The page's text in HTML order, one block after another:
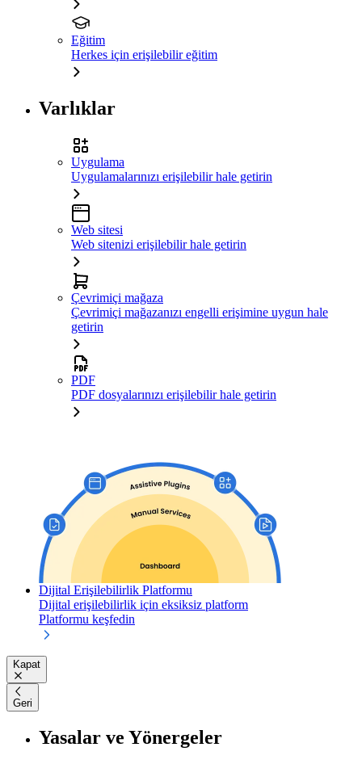
Eğitim
Herkes için erişilebilir eğitim
Varlıklar
Uygulama
Uygulamalarınızı erişilebilir hale getirin
Web sitesi
Web sitenizi erişilebilir hale getirin
Çevrimiçi mağaza
Çevrimiçi mağazanızı engelli erişimine uygun hale
getirin
PDF
PDF dosyalarınızı erişilebilir hale getirin
Dijital Erişilebilirlik Platformu
Dijital erişilebilirlik için eksiksiz platform
Platformu keşfedin
Kapat
Geri
Yasalar ve Yönergeler